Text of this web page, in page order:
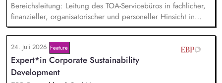
Bereichsleitung: Leitung des TOA-Servicebüros in fachlicher,
finanzieller, organisatorischer und personeller Hinsicht in
Abstimmung mit der Geschäftsführung. Teamführung:
Personalverantwortung für zwei Mitarbeitende. Strategische
Organisationsentwicklung: Sie verantworten die strategische
und organisatorische Weiterentwicklung des TOA-
Servicebüros in den Bereichen Fortbildung, Information und
24. Juli 2026 Feature
Expert*in Corporate Sustainability
Development